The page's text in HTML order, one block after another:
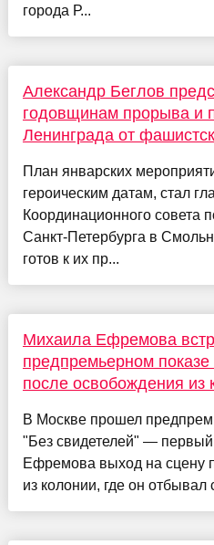
города Р...
Александр Беглов
годовщинам прорыва и
Ленинграда от
План январских
героическим датам, стал
Координационного совета
Санкт-Петербурга в
готов к их пр...
Михаила Ефремова
предпремьерном показе
после освобождения из
В Москве прошел
"Без свидетелей" —
Ефремова выход на сцену
из колонии, где он